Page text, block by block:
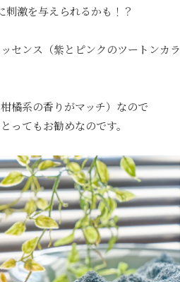
刺激を与えられるかも！？
センス（紫とピンクのツートンカラ
橘系の香りがマッチ）なので
ってもお勧めなのです。